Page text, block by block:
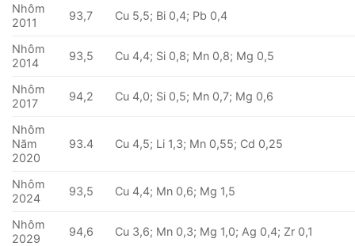
Nhôm
2011
93,7 Cu 5,5; Bi 0,4; Pb 0,4
Nhôm
2014
93,5 Cu 4,4; Si 0,8; Mn 0,8; Mg 0,5
Nhôm
2017
94,2 Cu 4,0; Si 0,5; Mn 0,7; Mg 0,6
Nhôm
Năm
2020
93.4 Cu 4,5; Li 1,3; Mn 0,55; Cd 0,25
Nhôm
2024
93,5 Cu 4,4; Mn 0,6; Mg 1,5
Nhôm
2029
94,6 Cu 3,6; Mn 0,3; Mg 1,0; Ag 0,4; Zr 0,1